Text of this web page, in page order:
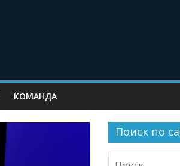
КОМАНДА
Поиск по